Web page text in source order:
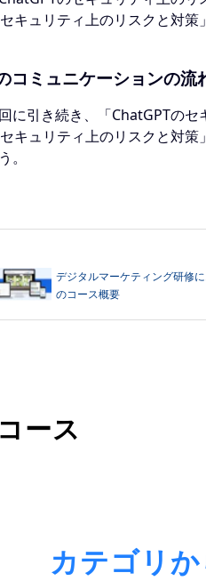
キュリティ上のリスクと対
コミュニケーションの流
に引き続き、「ChatGPTのセ
キュリティ上のリスクと対
。
デジタルマーケティング研修
のコース概要
ース
カテゴリ